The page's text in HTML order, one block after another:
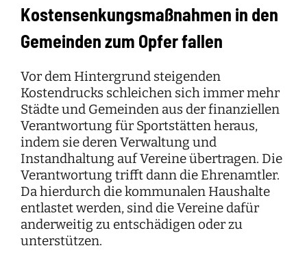
Kostensenkungsmaßnahmen in den
Gemeinden zum Opfer fallen
Vor dem Hintergrund steigenden
Kostendrucks schleichen sich immer mehr
Städte und Gemeinden aus der finanziellen
Verantwortung für Sportstätten heraus,
indem sie deren Verwaltung und
Instandhaltung auf Vereine übertragen. Die
Verantwortung trifft dann die Ehrenamtler.
Da hierdurch die kommunalen Haushalte
entlastet werden, sind die Vereine dafür
anderweitig zu entschädigen oder zu
unterstützen.